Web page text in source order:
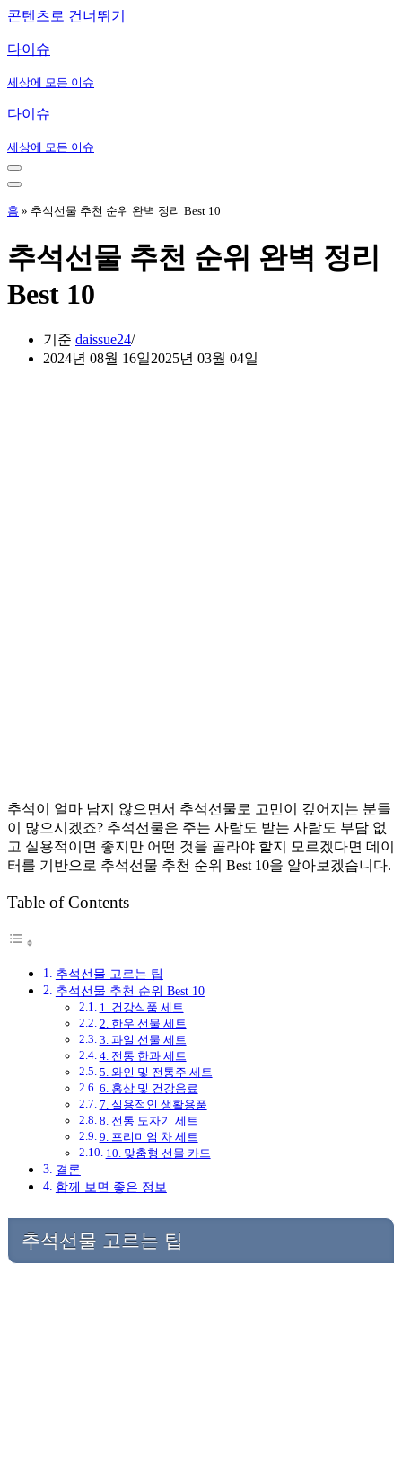
콘텐츠로 건너뛰기
다이슈
세상에 모든 이슈
다이슈
세상에 모든 이슈
내
비
게
메
뉴
내
비
션
메
뉴
홈 » 추석선물 추천 순위 완벽 정리 Best 10
추석선물 추천 순위 완벽 정리
Best 10
기준 daissue24
2024년 08월 16일2025년 03월 04일
추석이 얼마 남지 않으면서 추석선물로 고민이 깊어지는 분들
이 많으시겠죠? 추석선물은 주는 사람도 받는 사람도 부담 없
고 실용적이면 좋지만 어떤 것을 골라야 할지 모르겠다면 데이
터를 기반으로 추석선물 추천 순위 Best 10을 알아보겠습니다.
Table of Contents
추석선물 고르는 팁
추석선물 추천 순위 Best 10
1. 건강식품 세트
2. 한우 선물 세트
3. 과일 선물 세트
4. 전통 한과 세트
5. 와인 및 전통주 세트
6. 홍삼 및 건강음료
7. 실용적인 생활용품
8. 전통 도자기 세트
9. 프리미엄 차 세트
10. 맞춤형 선물 카드
결론
함께 보면 좋은 정보
추석선물 고르는 팁